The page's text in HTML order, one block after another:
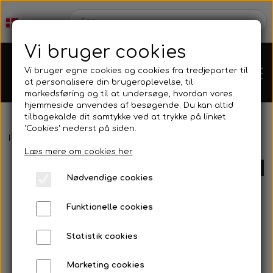
Karts
Mini kart
Motor
Forside
Vi bruger cookies
Vi bruger egne cookies og cookies fra tredjeparter til
at personalisere din brugeroplevelse, til
markedsføring og til at undersøge, hvordan vores
hjemmeside anvendes af besøgende. Du kan altid
tilbagekalde dit samtykke ved at trykke på linket
'Cookies' nederst på siden.
Læs mere om cookies her
Nødvendige cookies
Funktionelle cookies
Statistik cookies
Marketing cookies